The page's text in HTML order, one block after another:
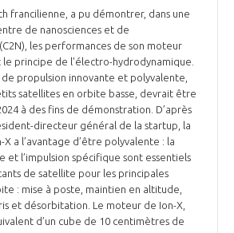
francilienne, a pu démontrer, dans une
de nanosciences et de
les performances de son moteur
principe de l'électro-hydrodynamique.
propulsion innovante et polyvalente,
satellites en orbite basse, devrait être
à des fins de démonstration. D’après
directeur général de la startup, la
a l’avantage d’être polyvalente : la
et l’impulsion spécifique sont essentiels
de satellite pour les principales
: mise à poste, maintien en altitude,
et désorbitation. Le moteur de Ion-X,
d’un cube de 10 centimètres de